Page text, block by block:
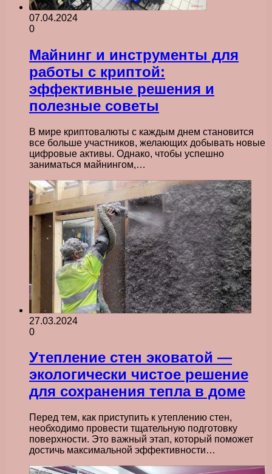
07.04.2024
0
Майнинг и инструменты для
работы с криптой:
эффективные решения и
полезные советы
В мире криптовалюты с каждым днем становится
все больше участников, желающих добывать новые
цифровые активы. Однако, чтобы успешно
заниматься майнингом,…
27.03.2024
0
Утепление стен эковатой —
экологически чистое решение
для сохранения тепла в доме
Перед тем, как приступить к утеплению стен,
необходимо провести тщательную подготовку
поверхности. Это важный этап, который поможет
достичь максимальной эффективности…